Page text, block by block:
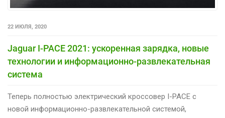
22 ИЮЛЯ, 2020
Jaguar I-PACE 2021: ускоренная зарядка, новые
технологии и информационно-развлекательная
система
Теперь полностью электрический кроссовер I-PACE с
новой информационно-развлекательной системой,